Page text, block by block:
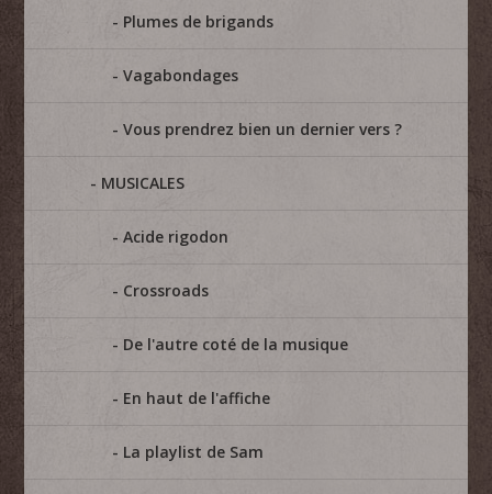
Plumes de brigands
Vagabondages
Vous prendrez bien un dernier vers ?
MUSICALES
Acide rigodon
Crossroads
De l'autre coté de la musique
En haut de l'affiche
La playlist de Sam